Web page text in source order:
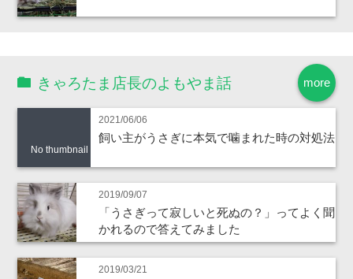
more
きゃろたま店長のよもやま話
No thumbnail
2021/06/06
飼い主がうさぎに本気で噛まれた時の対処法
2019/09/07
「うさぎって寂しいと死ぬの？」ってよく聞
かれるので答えてみました
2019/03/21